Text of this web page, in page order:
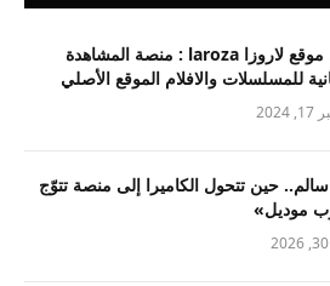
رابط موقع لاروزا laroza : منصة المشاهدة
للمسلسلات والافلام الموقع الأصلي
حين تتحول الكاميرا إلى منصة تتوّج
موديل»